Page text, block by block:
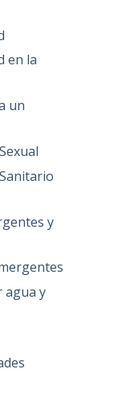
en la
un
y
agua y